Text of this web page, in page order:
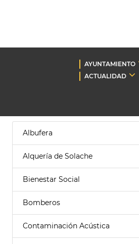
AYUNTAMIENTO
ACTUALIDAD
Albufera
Alquería de Solache
Bienestar Social
Bomberos
Contaminación Acústica